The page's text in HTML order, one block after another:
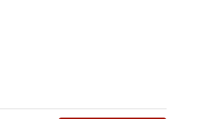
TRENO Napoli - Agropoli
ACQUISTA SUBITO